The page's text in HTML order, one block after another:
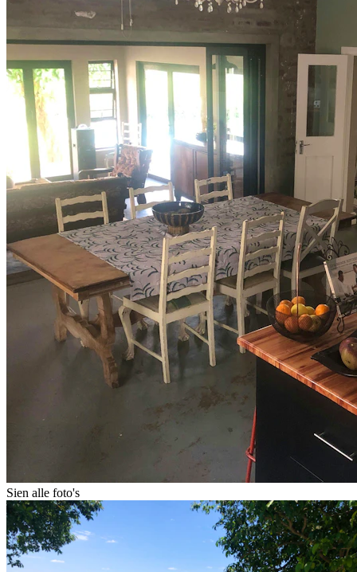
Sien alle foto's